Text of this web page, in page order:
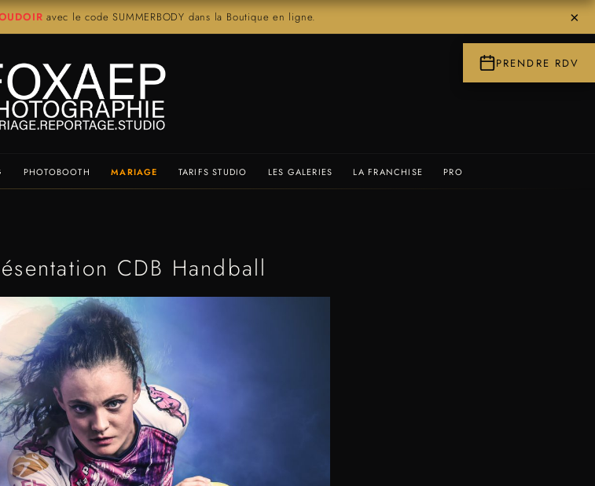
avec le code SUMMERBODY dans la Boutique en ligne. ×
PHOTOBOOTH MARIAGE TARIFS STUDIO LES GALERIES LA FRANCHISE PRO
CDB Handball
PRENDRE RDV